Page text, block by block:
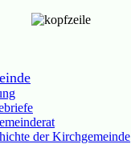
der Kirchgemeinde